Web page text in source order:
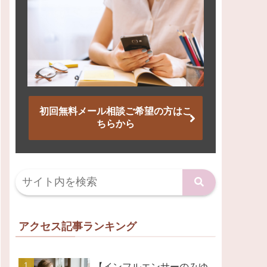
初回無料メール相談ご希望の方はこ
ちらから
アクセス記事ランキング